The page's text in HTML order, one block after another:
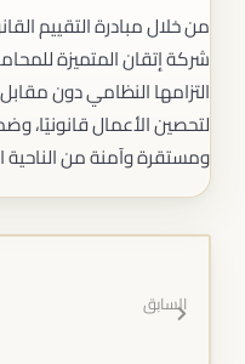
من خلال مبادرة التقييم
شركة إتقان المتميزة
التزامها النظامي دون
لتحصين الأعمال قانونيًا،
ومستقرة وآمنة من الناحية
السابق